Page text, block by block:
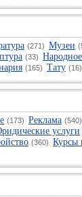
(271) Музеи
(33)
(165) Тату
(173) Реклама
услуги
(360) Курсы